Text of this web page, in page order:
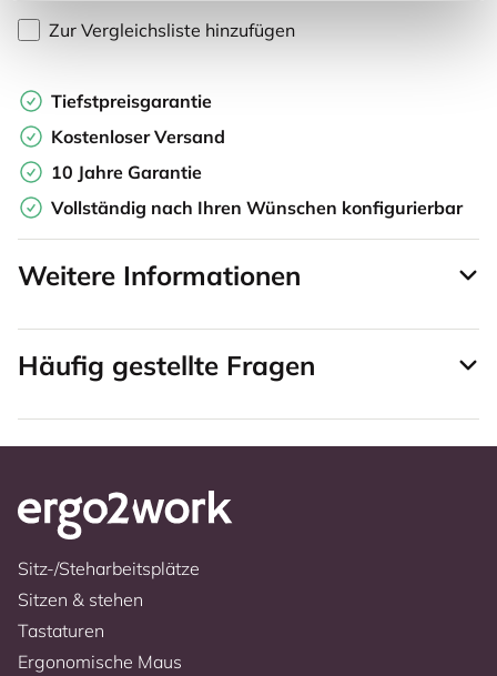
Zur Vergleichsliste hinzufügen
Tiefstpreisgarantie
Kostenloser Versand
10 Jahre Garantie
Vollständig nach Ihren Wünschen konfigurierbar
Weitere Informationen
Häufig gestellte Fragen
Sitz-/Steharbeitsplätze
Sitzen & stehen
Tastaturen
Ergonomische Maus